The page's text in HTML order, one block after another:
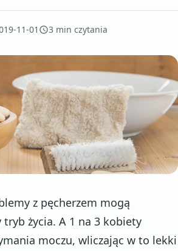
11-01 3 min czytania
z pęcherzem mogą
życia. A 1 na 3 kobiety
moczu, wliczając w to lekki